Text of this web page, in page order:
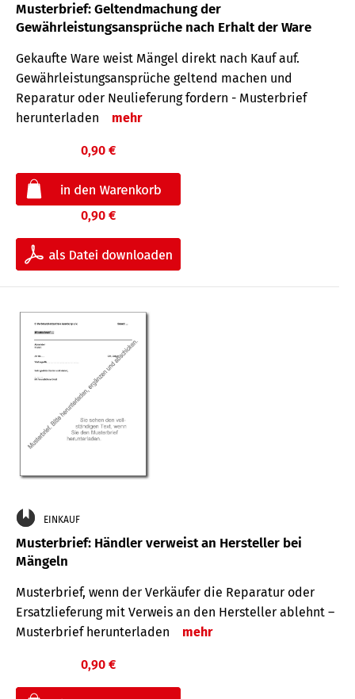
Musterbrief: Geltendmachung der
Gewährleistungsansprüche nach Erhalt der Ware
Gekaufte Ware weist Mängel direkt nach Kauf auf.
Gewährleistungsansprüche geltend machen und
Reparatur oder Neulieferung fordern - Musterbrief
herunterladen
mehr
0,90 €
0,90 €
EINKAUF
Musterbrief: Händler verweist an Hersteller bei
Mängeln
Musterbrief, wenn der Verkäufer die Reparatur oder
Ersatzlieferung mit Verweis an den Hersteller ablehnt –
Musterbrief herunterladen
mehr
0,90 €